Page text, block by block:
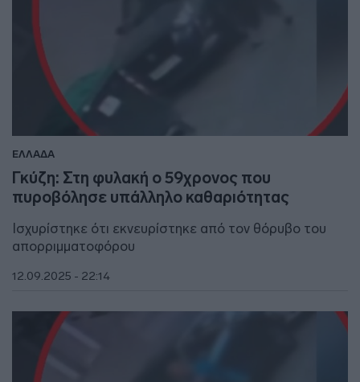
ΕΛΛΑΔΑ
Γκύζη: Στη φυλακή ο 59χρονος που
πυροβόλησε υπάλληλο καθαριότητας
Ισχυρίστηκε ότι εκνευρίστηκε από τον θόρυβο του
απορριμματοφόρου
12.09.2025 - 22:14